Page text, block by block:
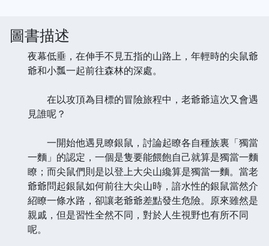
圖書描述
夜幕低垂，在伸手不見五指的山路上，年輕時的尖鼠爺
爺和小瓢一起前往森林的深處。
在以攻頂為目標的冒險旅程中，老爺爺這次又會遇
見誰呢？
一開始他遇見瞭銀鼠，討論起瞭各自種族裏「獨當
一麵」的認定，一個是隻要能餵飽自己就算是獨當一麵
瞭；而尖鼠們則是以登上大尖山纔算是獨當一麵。當老
爺爺問起銀鼠如何前往大尖山時，諳水性的銀鼠當然介
紹瞭一條水路，卻讓老爺爺差點發生危險。原來雖然是
親戚，但是習性全然不同，對於人生視野也有所不同
呢。